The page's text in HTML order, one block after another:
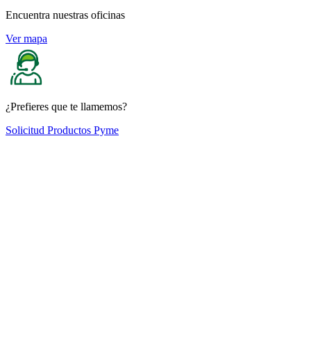
Encuentra nuestras oficinas
Ver mapa
¿Prefieres que te llamemos?
Solicitud Productos Pyme